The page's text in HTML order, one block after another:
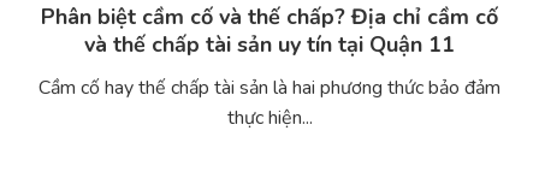
Phân biệt cầm cố và thế chấp? Địa chỉ cầm cố
và thế chấp tài sản uy tín tại Quận 11
Cầm cố hay thế chấp tài sản là hai phương thức bảo đảm
thực hiện...